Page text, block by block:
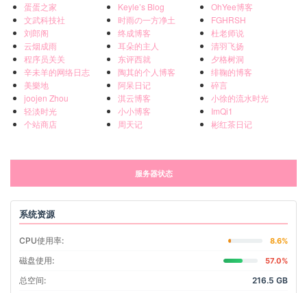
蛋蛋之家
文武科技社
刘郎阁
云烟成雨
程序员关关
辛未羊的网络日志
美樂地
joojen Zhou
轻淡时光
个站商店
Keyle’s Blog
时雨の一方净土
终成博客
耳朵的主人
东评西就
陶其的个人博客
阿呆日记
淇云博客
小小博客
周天记
OhYee博客
FGHRSH
杜老师说
清羽飞扬
夕格树洞
绯鞠的博客
碎言
小徐的流水时光
ImQi1
彬红茶日记
服务器状态
系统资源
CPU使用率: 8.6%
磁盘使用: 57.0%
总空间:
216.5 GB